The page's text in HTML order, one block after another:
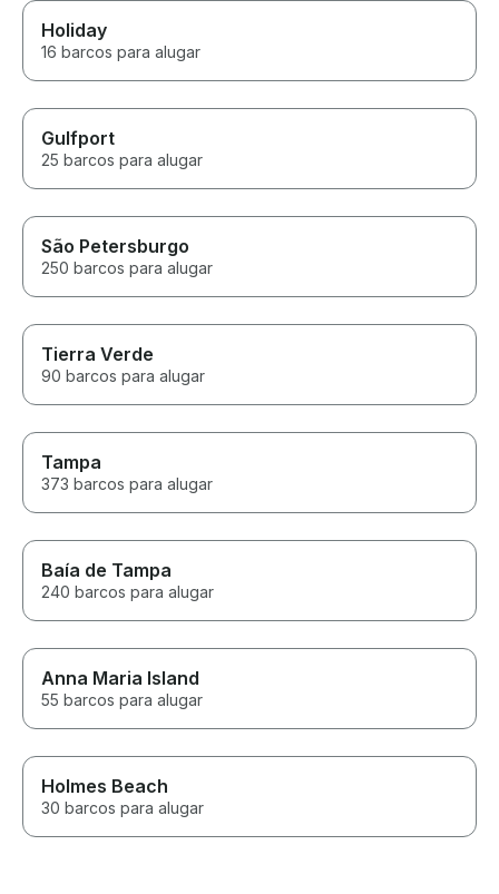
Holiday
16 barcos para alugar
Gulfport
25 barcos para alugar
São Petersburgo
250 barcos para alugar
Tierra Verde
90 barcos para alugar
Tampa
373 barcos para alugar
Baía de Tampa
240 barcos para alugar
Anna Maria Island
55 barcos para alugar
Holmes Beach
30 barcos para alugar